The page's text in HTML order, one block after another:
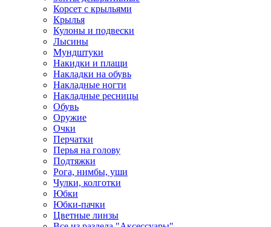
Корсет с крыльями
Крылья
Кулоны и подвески
Лысины
Мундштуки
Накидки и плащи
Накладки на обувь
Накладные ногти
Накладные ресницы
Обувь
Оружие
Очки
Перчатки
Перья на голову
Подтяжки
Рога, нимбы, уши
Чулки, колготки
Юбки
Юбки-пачки
Цветные линзы